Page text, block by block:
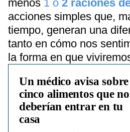
menos 1 o 2 raciones
acciones simples que,
tiempo, generan una
tanto en cómo nos
la forma en que
Un médico avisa sobre
cinco alimentos que no
deberían entrar en tu
casa